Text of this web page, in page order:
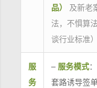
品）
及新老
法，不惧算
谈行业标准
服
务
– 服务模式
套路诱导签